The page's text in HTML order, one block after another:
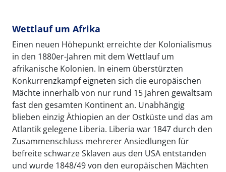
Wettlauf um Afrika
Einen neuen Höhepunkt erreichte der Kolonialismus
in den 1880er-Jahren mit dem Wettlauf um
afrikanische Kolonien. In einem überstürzten
Konkurrenzkampf eigneten sich die europäischen
Mächte innerhalb von nur rund 15 Jahren gewaltsam
fast den gesamten Kontinent an. Unabhängig
blieben einzig Äthiopien an der Ostküste und das am
Atlantik gelegene Liberia. Liberia war 1847 durch den
Zusammenschluss mehrerer Ansiedlungen für
befreite schwarze Sklaven aus den USA entstanden
und wurde 1848/49 von den europäischen Mächten